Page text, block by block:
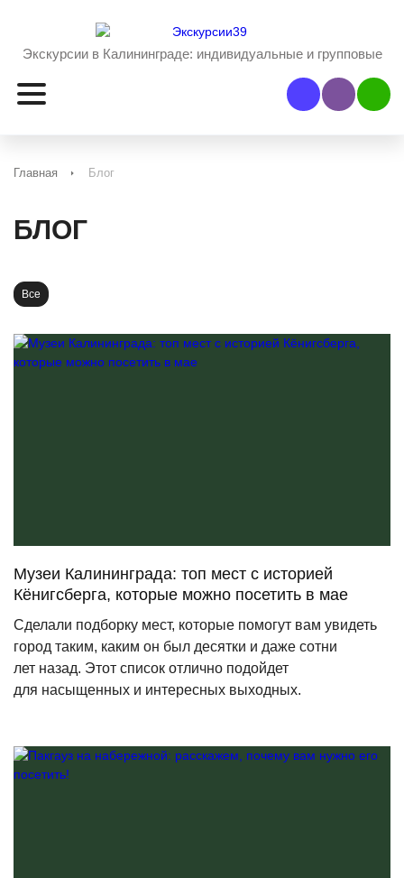
Экскурсии в Калининграде: индивидуальные и групповые
Наш ViberНаш
Главная Блог
БЛОГ
Все
Музеи Калининграда: топ мест с историей
Кёнигсберга, которые можно посетить в мае
Сделали подборку мест, которые помогут вам увидеть
город таким, каким он был десятки и даже сотни
лет назад. Этот список отлично подойдет
для насыщенных и интересных выходных.